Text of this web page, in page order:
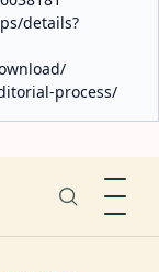
details?
process/